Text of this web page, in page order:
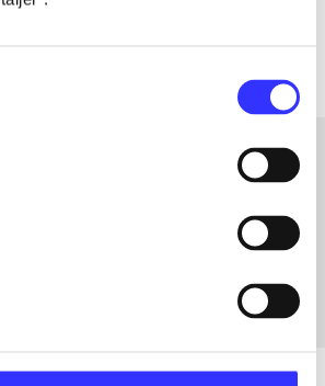
frequently about